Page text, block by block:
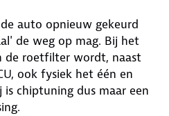
auto opnieuw gekeurd
de weg op mag. Bij het
de roetfilter wordt, naast
ook fysiek het één en
is chiptuning dus maar een